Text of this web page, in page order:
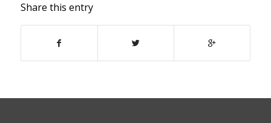
Share this entry